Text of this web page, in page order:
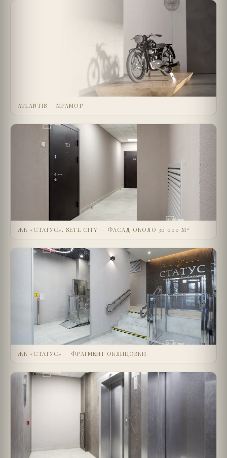
ATLANTIS — МРАМОР
ЖК «СТАТУС», SETL CITY — ФАСАД ОКОЛО 30 000 М²
ЖК «СТАТУС» — ФРАГМЕНТ ОБЛИЦОВКИ